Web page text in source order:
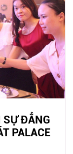
SỰ ĐẲNG
PALACE